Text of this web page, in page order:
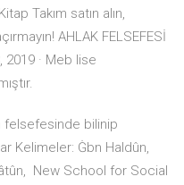
Takım satın alın,
AHLAK FELSEFESİ
2019 · Meb lise
felsefesinde bilinip
Kelimeler: Ġbn Haldûn,
New School for Social